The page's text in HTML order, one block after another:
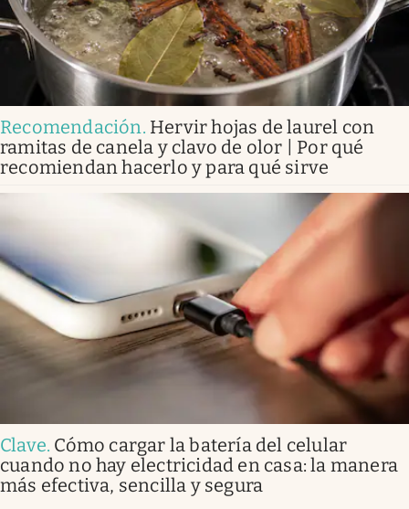
Recomendación. Hervir hojas de laurel con
ramitas de canela y clavo de olor | Por qué
recomiendan hacerlo y para qué sirve
Clave. Cómo cargar la batería del celular
cuando no hay electricidad en casa: la manera
más efectiva, sencilla y segura